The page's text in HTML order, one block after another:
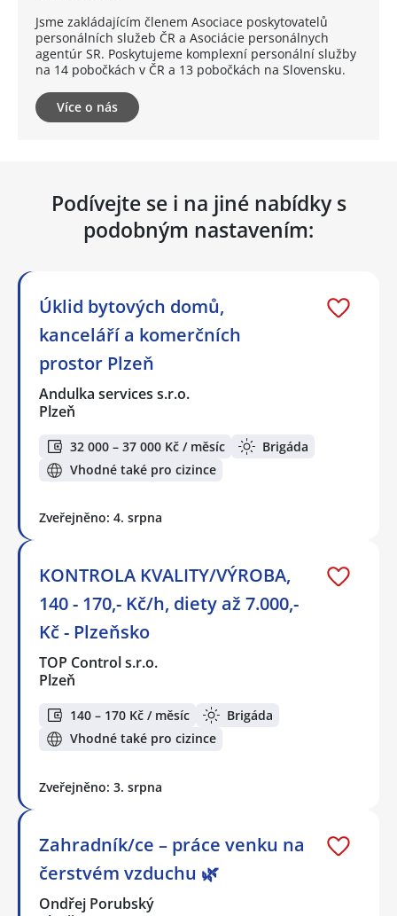
Jsme zakládajícím členem Asociace poskytovatelů
personálních služeb ČR a Asociácie personálnych
agentúr SR. Poskytujeme komplexní personální služby
na 14 pobočkách v ČR a 13 pobočkách na Slovensku.
Více o nás
Podívejte se i na jiné nabídky s
podobným nastavením:
Úklid bytových domů,
kanceláří a komerčních
prostor Plzeň
Andulka services s.r.o.
Plzeň
32 000 – 37 000 Kč / měsíc
Brigáda
Vhodné také pro cizince
Zveřejněno: 4. srpna
KONTROLA KVALITY/VÝROBA,
140 - 170,- Kč/h, diety až 7.000,-
Kč - Plzeňsko
TOP Control s.r.o.
Plzeň
140 – 170 Kč / měsíc
Brigáda
Vhodné také pro cizince
Zveřejněno: 3. srpna
Zahradník/ce – práce venku na
čerstvém vzduchu 🌿
Ondřej Porubský